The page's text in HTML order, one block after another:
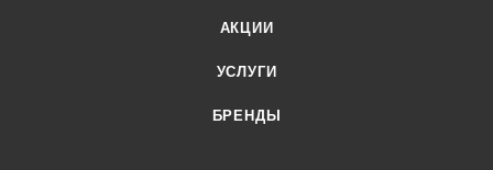
АКЦИИ
УСЛУГИ
БРЕНДЫ